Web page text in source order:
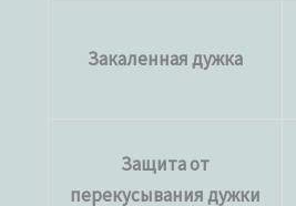
Закаленная дужка
Защита от
перекусывания дужки